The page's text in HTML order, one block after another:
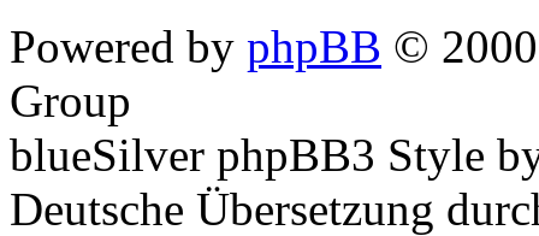
Powered by phpBB ©
Group
blueSilver phpBB3 Style
Deutsche Übersetzung